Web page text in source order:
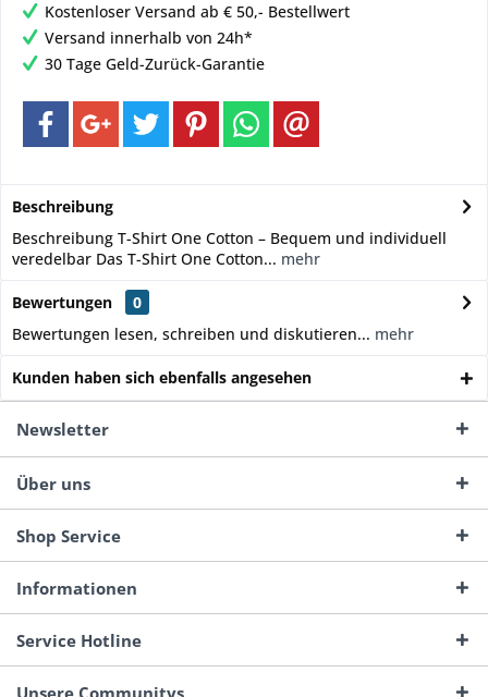
Kostenloser Versand ab € 50,- Bestellwert
Versand innerhalb von 24h*
30 Tage Geld-Zurück-Garantie
Beschreibung
Beschreibung T-Shirt One Cotton – Bequem und individuell
veredelbar Das T-Shirt One Cotton... mehr
Bewertungen
0
Bewertungen lesen, schreiben und diskutieren... mehr
Kunden haben sich ebenfalls angesehen
Newsletter
Über uns
Shop Service
Informationen
Service Hotline
Unsere Communitys